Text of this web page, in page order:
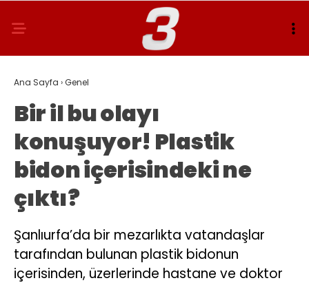
Ana Sayfa ›Genel
Bir il bu olayı
konuşuyor! Plastik
bidon içerisindeki ne
çıktı?
Şanlıurfa’da bir mezarlıkta vatandaşlar
tarafından bulunan plastik bidonun
içerisinden, üzerlerinde hastane ve doktor